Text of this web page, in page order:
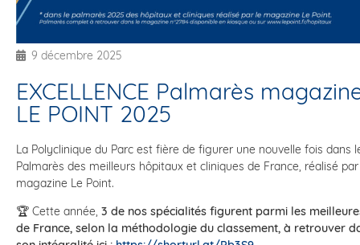
9 décembre 2025
EXCELLENCE Palmarès
LE POINT 2025
La Polyclinique du Parc est fière de figurer une nouvelle fois dans
Palmarès des meilleurs hôpitaux et cliniques de France, réalisé
magazine Le Point.
🏆 Cette année, 3 de nos spécialités figurent parmi les
de France, selon la méthodologie du classement, à retrouver